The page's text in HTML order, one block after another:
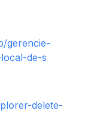
gerencie-
de-s
delete-